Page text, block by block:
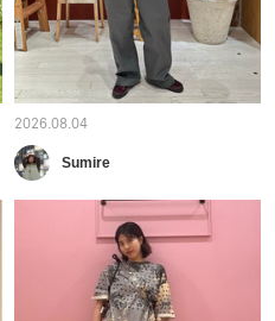
2026.08.04
Sumire